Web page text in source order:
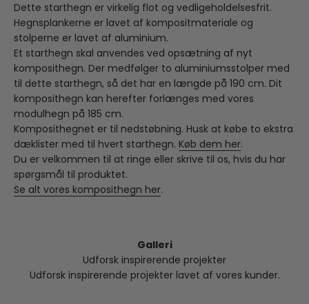
Dette starthegn er virkelig flot og vedligeholdelsesfrit.
Hegnsplankerne er lavet af kompositmateriale og
stolperne er lavet af aluminium.
Et starthegn skal anvendes ved opsætning af nyt
komposithegn. Der medfølger to aluminiumsstolper med
til dette starthegn, så det har en længde på 190 cm. Dit
komposithegn kan herefter forlænges med vores
modulhegn på 185 cm.
Komposithegnet er til nedstøbning. Husk at købe to ekstra
dæklister med til hvert starthegn. Køb dem her.
Du er velkommen til at ringe eller skrive til os, hvis du har
spørgsmål til produktet.
Se alt vores komposithegn her.
Galleri
Udforsk inspirerende projekter
Udforsk inspirerende projekter lavet af vores kunder.